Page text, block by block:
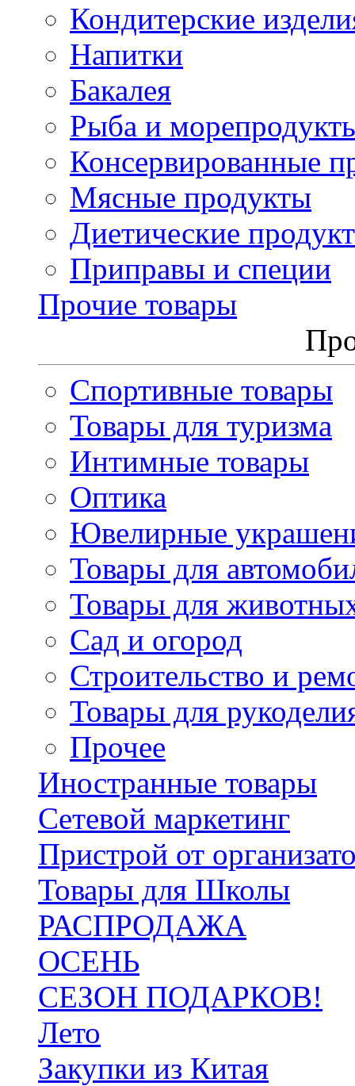
Кондитерские
Напитки
Бакалея
Рыба и
Консервированные
Мясные продукты
Диетические
Приправы и специи
Прочие товары
Спортивные товары
Товары для туризма
Интимные товары
Оптика
Ювелирные
Товары для
Товары для
Сад и огород
Строительство и
Товары для
Прочее
Иностранные товары
Сетевой маркетинг
Пристрой от
Товары для Школы
РАСПРОДАЖА
ОСЕНЬ
СЕЗОН ПОДАРКОВ!
Лето
Закупки из Китая